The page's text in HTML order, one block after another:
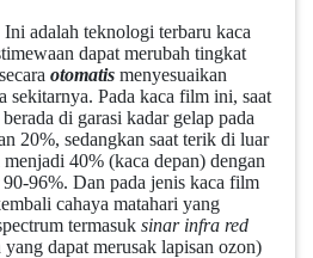
Ini adalah teknologi terbaru kaca
dapat merubah tingkat
otomatis menyesuaikan
sekitarnya. Pada kaca film ini, saat
di garasi kadar gelap pada
20%, sedangkan saat terik di luar
40% (kaca depan) dengan
96%. Dan pada jenis kaca film
cahaya matahari yang
termasuk sinar infra red
dapat merusak lapisan ozon)